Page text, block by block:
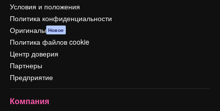
Условия и положения
Политика конфиденциальности
Оригиналы Новое
Политика файлов cookie
Центр доверия
Партнеры
Предприятие
Компания